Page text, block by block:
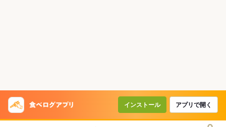
インストール アプリで開く